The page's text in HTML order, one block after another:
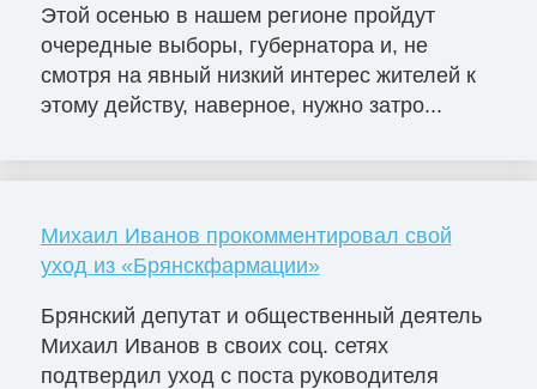
Этой осенью в нашем регионе пройдут
очередные выборы, губернатора и, не
смотря на явный низкий интерес жителей к
этому действу, наверное, нужно затро...
Михаил Иванов прокомментировал свой
уход из «Брянскфармации»
Брянский депутат и общественный деятель
Михаил Иванов в своих соц. сетях
подтвердил уход с поста руководителя